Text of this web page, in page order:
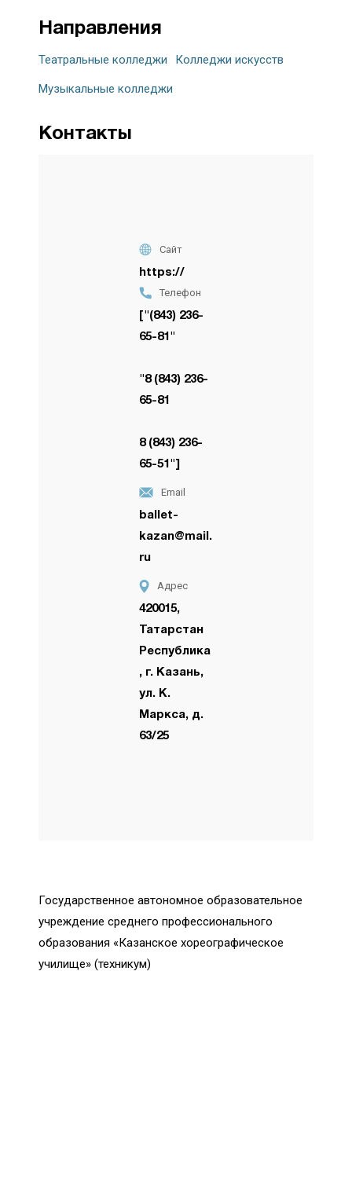
Направления
Театральные колледжи Колледжи искусств
Музыкальные колледжи
Контакты
Сайт
https://
Телефон
["(843) 236-
65-81"
"8 (843) 236-
65-81
8 (843) 236-
65-51"]
Email
ballet-
kazan@mail.
ru
Адрес
420015,
Татарстан
Республика
, г. Казань,
ул. К.
Маркса, д.
63/25
Государственное автономное образовательное
учреждение среднего профессионального
образования «Казанское хореографическое
училище» (техникум)